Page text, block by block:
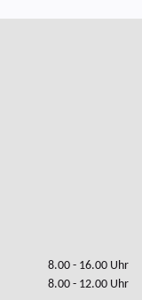
8.00 - 16.00 Uhr
8.00 - 12.00 Uhr